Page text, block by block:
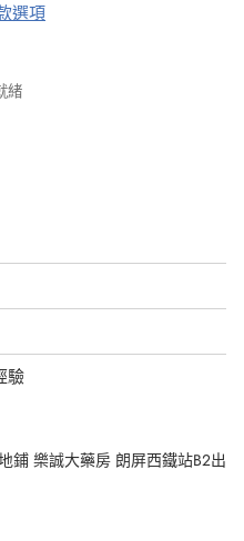
選項
緒
驗
鋪 樂誠大藥房 朗屏西鐵站B2出